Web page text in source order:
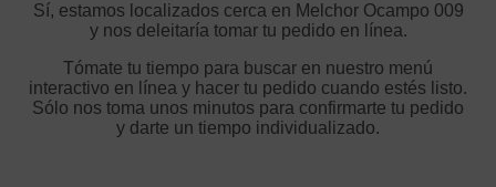
Sí, estamos localizados cerca en Melchor Ocampo 009
y nos deleitaría tomar tu pedido en línea.
Tómate tu tiempo para buscar en nuestro menú
interactivo en línea y hacer tu pedido cuando estés listo.
Sólo nos toma unos minutos para confirmarte tu pedido
y darte un tiempo individualizado.